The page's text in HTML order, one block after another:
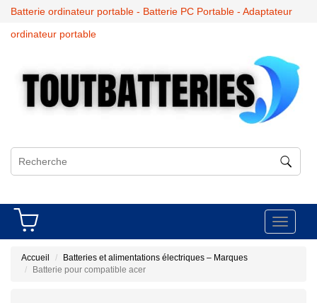
Batterie ordinateur portable - Batterie PC Portable - Adaptateur
ordinateur portable
Toggle
Accueil
Batteries et alimentations électriques – Marques
Batterie pour compatible acer